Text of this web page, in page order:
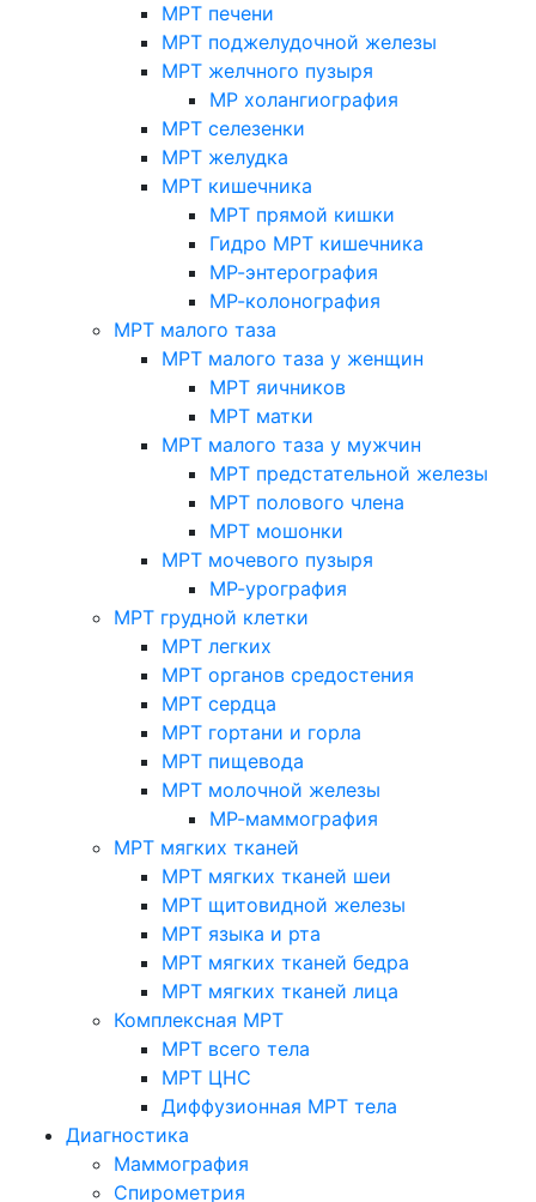
МРТ печени
МРТ поджелудочной железы
МРТ желчного пузыря
МР холангиография
МРТ селезенки
МРТ желудка
МРТ кишечника
МРТ прямой кишки
Гидро МРТ кишечника
МР-энтерография
МР-колонография
МРТ малого таза
МРТ малого таза у женщин
МРТ яичников
МРТ матки
МРТ малого таза у мужчин
МРТ предстательной железы
МРТ полового члена
МРТ мошонки
МРТ мочевого пузыря
МР-урография
МРТ грудной клетки
МРТ легких
МРТ органов средостения
МРТ сердца
МРТ гортани и горла
МРТ пищевода
МРТ молочной железы
МР-маммография
МРТ мягких тканей
МРТ мягких тканей шеи
МРТ щитовидной железы
МРТ языка и рта
МРТ мягких тканей бедра
МРТ мягких тканей лица
Комплексная МРТ
МРТ всего тела
МРТ ЦНС
Диффузионная МРТ тела
Диагностика
Маммография
Спирометрия